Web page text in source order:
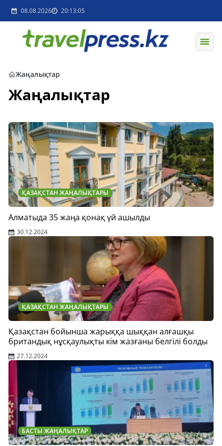
08.08.2026 20:13:05
Жаңалықтар
Жаңалықтар
ҚАЗАҚСТАН ЖАҢАЛЫҚТАРЫ
Алматыда 35 жаңа қонақ үй ашылды
30.12.2024
ҚАЗАҚСТАН ЖАҢАЛЫҚТАРЫ
Қазақстан бойынша жарыққа шыққан алғашқы
британдық нұсқаулықты кім жазғаны белгілі болды
27.12.2024
БАСТЫ ЖАҢАЛЫҚТАР